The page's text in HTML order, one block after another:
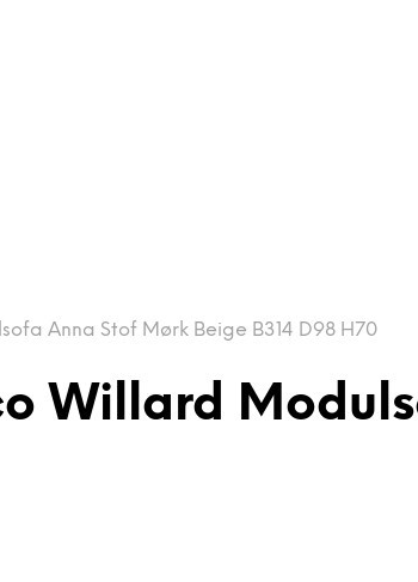
Anna Stof Mørk Beige B314 D98 H70
Willard